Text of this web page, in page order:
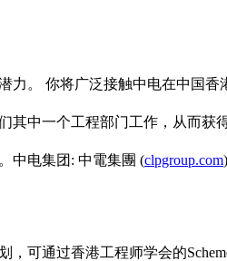
力。 你将广泛接触中电在中国
其中一个工程部门工作，从而
中电集团: 中電集團 (clpgroup.com
可通过香港工程师学会的